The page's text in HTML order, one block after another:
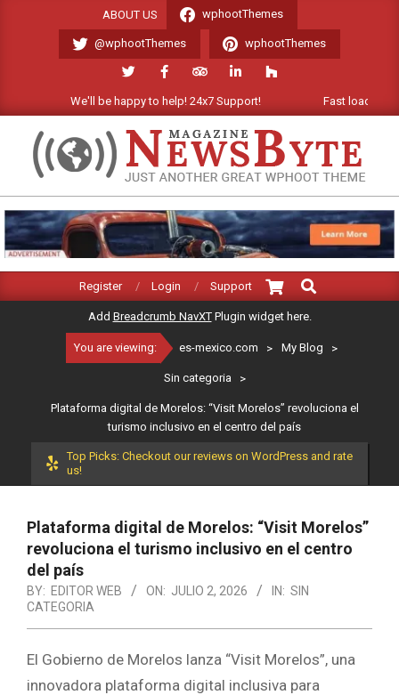
ABOUT US wphootThemes
@wphootThemes wphootThemes
We'll be happy to help! 24x7 Support! Fast loading
ES-
MEXICO.COM
Navigation
Register Login Support
Search
Add Breadcrumb NavXTPlugin widget here.
You are viewing: es-mexico.com > My Blog >
Sin categoria >
Plataforma digital de Morelos: “Visit Morelos” revoluciona el
turismo inclusivo en el centro del país
Top Picks: Checkout our reviews on WordPress and rate
us!
Plataforma digital de Morelos: “Visit Morelos”
revoluciona el turismo inclusivo en el centro
del país
BY: EDITOR WEB ON: JULIO 2, 2026 IN: SIN
CATEGORIA
El Gobierno de Morelos lanza “Visit Morelos”, una
innovadora plataforma digital inclusiva para